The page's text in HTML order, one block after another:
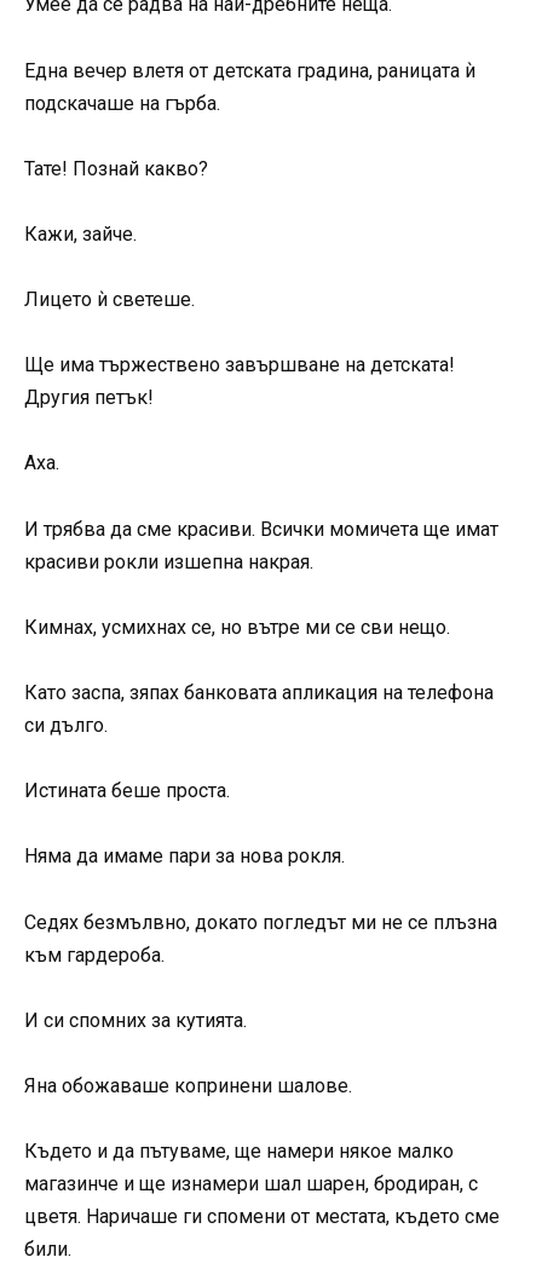
Умее да се радва на най-дребните неща.
Една вечер влетя от детската градина, раницата ѝ
подскачаше на гърба.
Тате! Познай какво?
Кажи, зайче.
Лицето ѝ светеше.
Ще има тържествено завършване на детската!
Другия петък!
Аха.
И трябва да сме красиви. Всички момичета ще имат
красиви рокли изшепна накрая.
Кимнах, усмихнах се, но вътре ми се сви нещо.
Като заспа, зяпах банковата апликация на телефона
си дълго.
Истината беше проста.
Няма да имаме пари за нова рокля.
Седях безмълвно, докато погледът ми не се плъзна
към гардероба.
И си спомних за кутията.
Яна обожаваше копринени шалове.
Където и да пътуваме, ще намери някое малко
магазинче и ще изнамери шал шарен, бродиран, с
цветя. Наричаше ги спомени от местата, където сме
били.